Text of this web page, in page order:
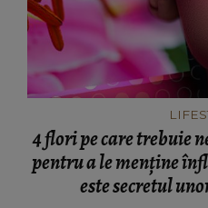
4 flori pe care trebuie
pentru a le menține
este secretul